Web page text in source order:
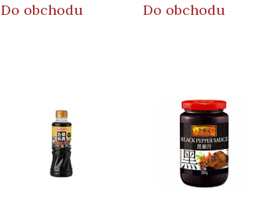
Do obchodu Do obchodu